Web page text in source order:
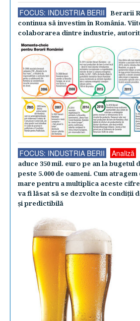
FOCUS: INDUSTRIA BERII
Berarii
continua să investim în România.
colaborarea dintre industrie,
FOCUS: INDUSTRIA BERII Analiză
aduce 350 mil. euro pe an la bugetul
peste 5.000 de oameni. Cum
mare pentru a multiplica aceste
va fi lăsat să se dezvolte în condiţii
şi predictibilă